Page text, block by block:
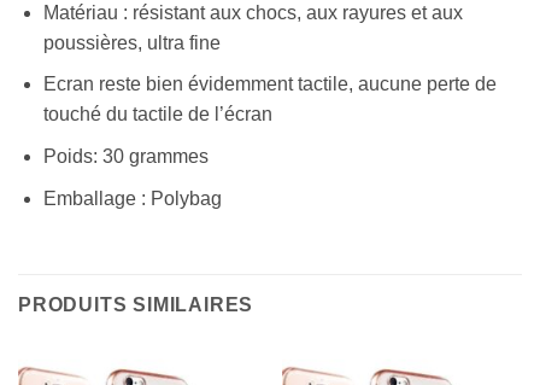
Matériau : résistant aux chocs, aux rayures et aux
poussières, ultra fine
Ecran reste bien évidemment tactile, aucune perte de
touché du tactile de l’écran
Poids: 30 grammes
Emballage : Polybag
PRODUITS SIMILAIRES